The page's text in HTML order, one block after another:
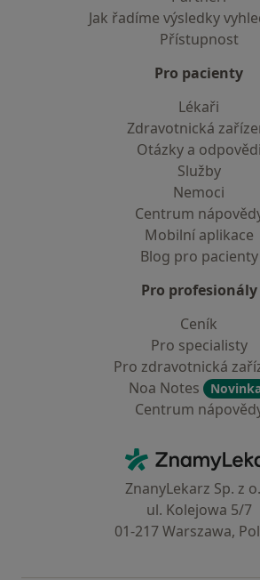
Jak řadíme výsledky
Přístupnost
Pro pacienty
Lékaři
Zdravotnická
Otázky a odpovědi
Služby
Nemoci
Centrum
Mobilní aplikace
Blog pro pacienty
Pro profesionály
Ceník
Pro specialisty
Pro zdravotnická
Noa Notes
Centrum
ZnanyLekarz Sp. z
ul. Kolejowa 5/7
01-217 Warszawa,